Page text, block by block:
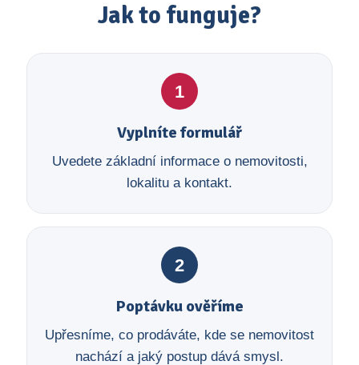
Jak to funguje?
1
Vyplníte formulář
Uvedete základní informace o nemovitosti,
lokalitu a kontakt.
2
Poptávku ověříme
Upřesníme, co prodáváte, kde se nemovitost
nachází a jaký postup dává smysl.